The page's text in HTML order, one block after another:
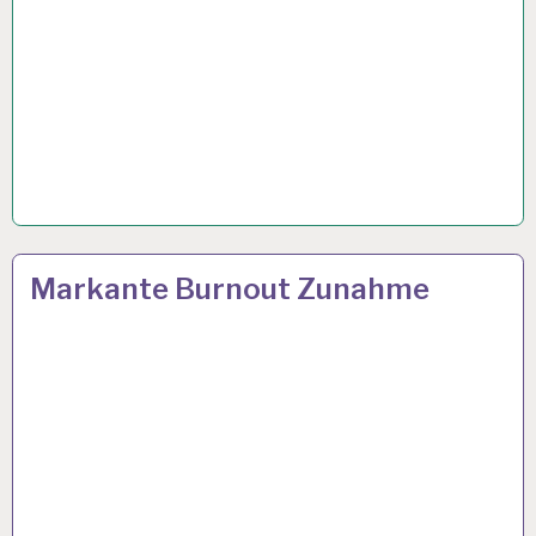
12-
STUNDEN-
Markante Burnout Zunahme
13 MÄRZ 2024